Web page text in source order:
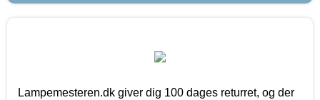
Lampemesteren.dk giver dig 100 dages returret, og der